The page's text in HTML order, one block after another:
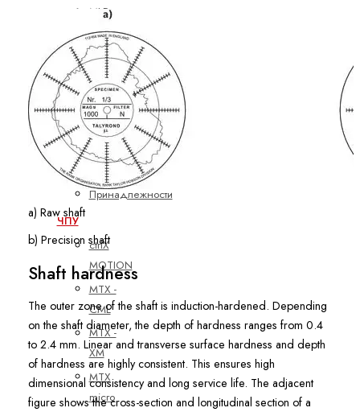
MLD -
IndraDrive
MPC -
YM
Частотные
преобразователи
EFC3610
EFC5610
Принадлежности
ЧПУ
ctrlX
MOTION
MTX -
CML
MTX -
XM
MTX
micro
a) Raw shaft
b) Precision shaft
Shaft hardness
The outer zone of the shaft is induction-hardened. Depending
on the shaft diameter, the depth of hardness ranges from 0.4
to 2.4 mm. Linear and transverse surface hardness and depth
of hardness are highly consistent. This ensures high
dimensional consistency and long service life. The adjacent
figure shows the cross-section and longitudinal section of a